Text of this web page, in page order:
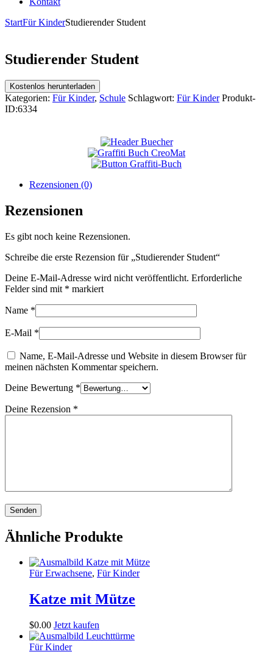
StartFür KinderStudierender Student
Studierender Student
Kostenlos herunterladen
Kategorien: Für Kinder, Schule Schlagwort: Für Kinder Produkt-
ID:6334
Rezensionen (0)
Rezensionen
Es gibt noch keine Rezensionen.
Schreibe die erste Rezension für „Studierender Student“
Deine E-Mail-Adresse wird nicht veröffentlicht. Erforderliche
Felder sind mit * markiert
Name *
E-Mail *
Name, E-Mail-Adresse und Website in diesem Browser für
meinen nächsten Kommentar speichern.
Deine Bewertung *
Deine Rezension *
Ähnliche Produkte
Für Erwachsene, Für Kinder
Katze mit Mütze
$0.00 Jetzt kaufen
Für Kinder